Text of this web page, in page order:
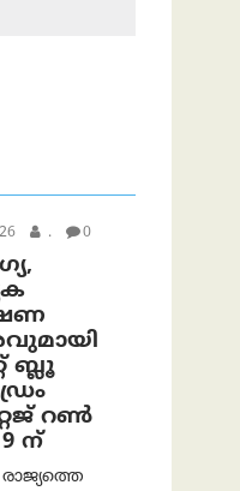
. 0
ബ്ലൂ
റൺ
ന്